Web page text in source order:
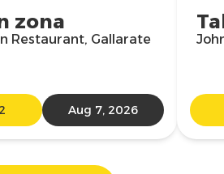
zona
Restaurant, Gallarate
Aug 7, 2026